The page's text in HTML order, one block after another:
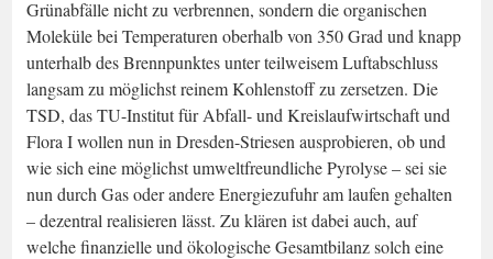
Grünabfälle nicht zu verbrennen, sondern die organischen
Moleküle bei Temperaturen oberhalb von 350 Grad und knapp
unterhalb des Brennpunktes unter teilweisem Luftabschluss
langsam zu möglichst reinem Kohlenstoff zu zersetzen. Die
TSD, das TU-Institut für Abfall- und Kreislaufwirtschaft und
Flora I wollen nun in Dresden-Striesen ausprobieren, ob und
wie sich eine möglichst umweltfreundliche Pyrolyse – sei sie
nun durch Gas oder andere Energiezufuhr am laufen gehalten
– dezentral realisieren lässt. Zu klären ist dabei auch, auf
welche finanzielle und ökologische Gesamtbilanz solch eine